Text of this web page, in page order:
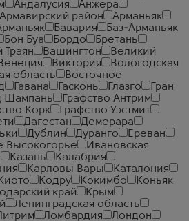
Андалусия
Анжера
Армавирский район
Арманьяк
Бавария
Баз-Арманьяк
Бон Буа Бордо
Бретань
Траян Вашингтон
Великий
Венеция Виктория
Вологодская
область
Восточное
Гавана Гасконь Глазго
Гран
Шампань
Графство Антрим
Корк
Графство Уэстмит
Дагестан
Демерара
Дублин Дуранго
Ереван
Высокогорье
Ивановская
Казань
Калабрия
Карловы Вары
Каталония
Киото Кодру Кокимбо
Коньяк
край
Крым
Ленинградская область
Ломбардия
Лондон